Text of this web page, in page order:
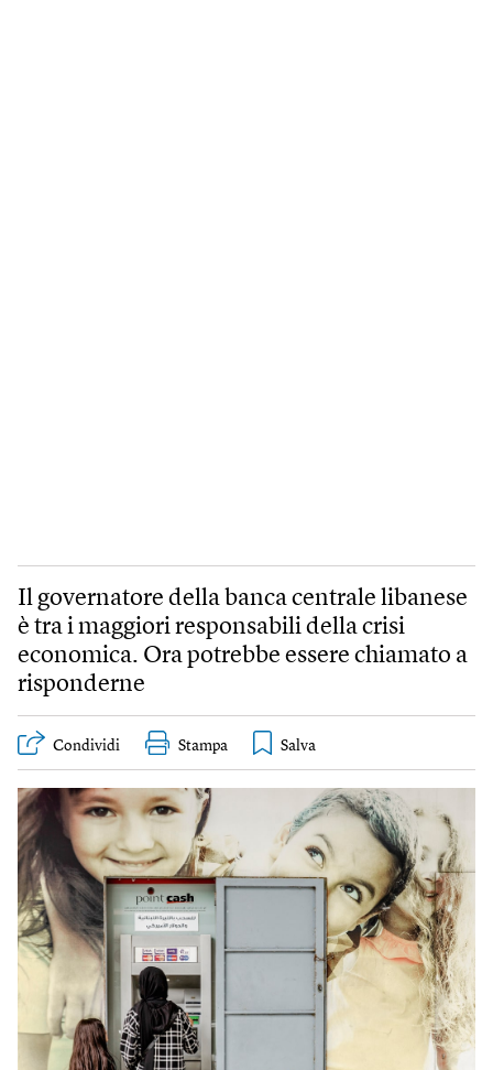
Il governatore della banca centrale libanese
è tra i maggiori responsabili della crisi
economica. Ora potrebbe essere chiamato a
risponderne
Condividi Stampa